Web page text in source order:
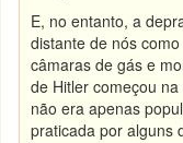
E, no entanto, a
distante de nós
câmaras de gás e
de Hitler começou
não era apenas
praticada por alguns